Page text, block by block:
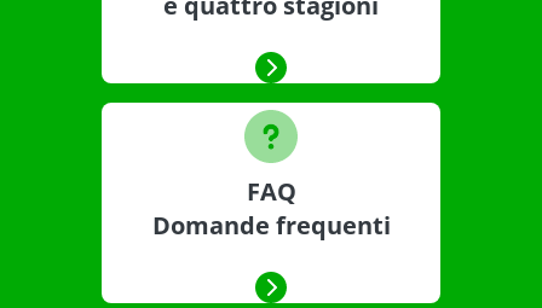
FAQ
Domande frequenti